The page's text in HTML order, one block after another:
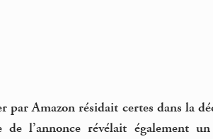
Amazon résidait certes dans la
l’annonce révélait également un